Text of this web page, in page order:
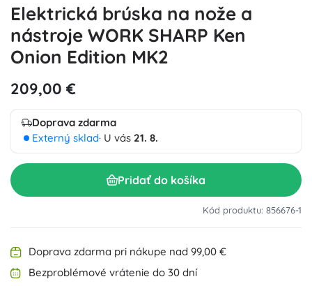
Elektrická brúska na nože a
nástroje WORK SHARP Ken
Onion Edition MK2
209,00 €
Doprava zdarma
Externý sklad· U vás 21. 8.
Pridať do košíka
Kód produktu: 856676-1
Doprava zdarma pri nákupe nad 99,00 €
Bezproblémové vrátenie do 30 dní